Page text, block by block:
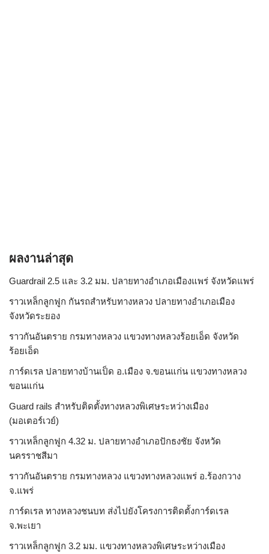
ผลงานล่าสุด
Guardrail 2.5 และ 3.2 มม. ปลายทางอำเภอเมืองแพร่ จังหวัดแพร่
ราวเหล็กลูกฟูก กันรถสําหรับทางหลวง ปลายทางอำเภอเมือง
จังหวัดระยอง
ราวกันอันตราย กรมทางหลวง แขวงทางหลวงร้อยเอ็ด จังหวัด
ร้อยเอ็ด
การ์ดเรล ปลายทางบ้านเป็ด อ.เมือง จ.ขอนแก่น แขวงทางหลวง
ขอนแก่น
Guard rails สำหรับติดตั้งทางหลวงพิเศษระหว่างเมือง
(มอเตอร์เวย์)
ราวเหล็กลูกฟูก 4.32 ม. ปลายทางอำเภอปักธงชัย จังหวัด
นครราชสีมา
ราวกันอันตราย กรมทางหลวง แขวงทางหลวงแพร่ อ.ร้องกวาง
จ.แพร่
การ์ดเรล ทางหลวงชนบท ส่งไปยังโครงการติดตั้งการ์ดเรล
จ.พะเยา
ราวเหล็กลูกฟูก 3.2 มม. แขวงทางหลวงพิเศษระหว่างเมือง